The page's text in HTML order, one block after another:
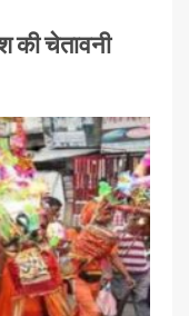
की चेतावनी